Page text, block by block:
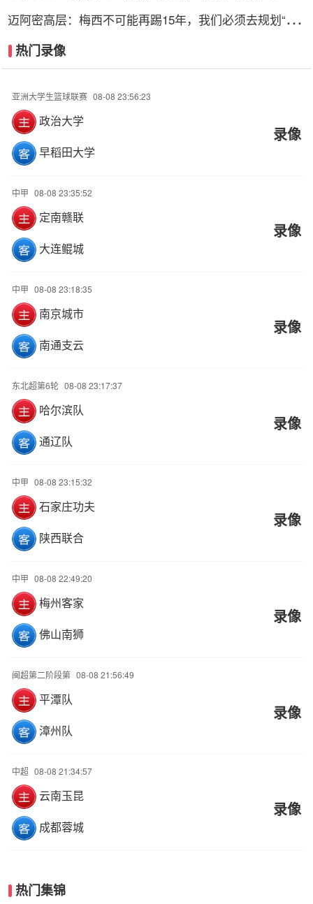
迈阿密高层：梅西不可能再踢15年，我们必须去规划“后
热门录像
亚洲大学生篮球联赛 08-08 23:56:23
政治大学
早稻田大学
录像
中甲 08-08 23:35:52
定南赣联
大连鲲城
录像
中甲 08-08 23:18:35
南京城市
南通支云
录像
东北超第6轮 08-08 23:17:37
哈尔滨队
通辽队
录像
中甲 08-08 23:15:32
石家庄功夫
陕西联合
录像
中甲 08-08 22:49:20
梅州客家
佛山南狮
录像
闽超第二阶段第 08-08 21:56:49
平潭队
漳州队
录像
中超 08-08 21:34:57
云南玉昆
成都蓉城
录像
热门集锦